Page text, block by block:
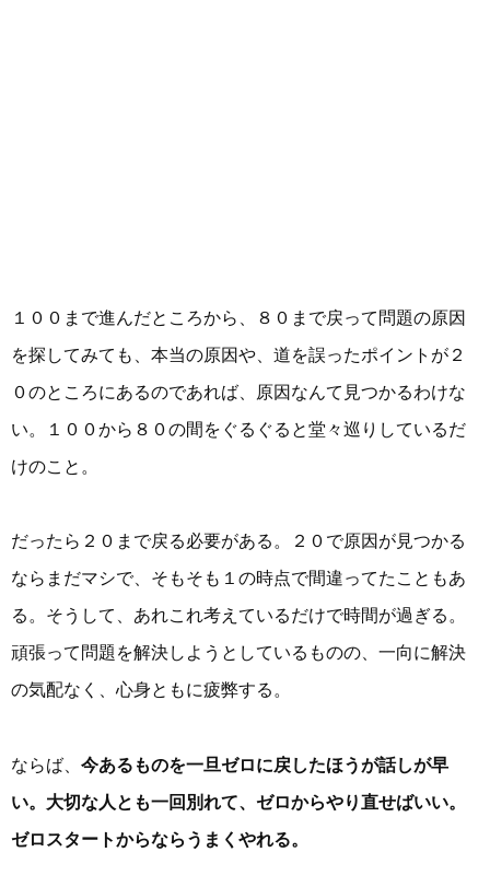
１００まで進んだところから、８０まで戻って問題の原因
を探してみても、本当の原因や、道を誤ったポイントが２
０のところにあるのであれば、原因なんて見つかるわけな
い。１００から８０の間をぐるぐると堂々巡りしているだ
けのこと。
だったら２０まで戻る必要がある。２０で原因が見つかる
ならまだマシで、そもそも１の時点で間違ってたこともあ
る。そうして、あれこれ考えているだけで時間が過ぎる。
頑張って問題を解決しようとしているものの、一向に解決
の気配なく、心身ともに疲弊する。
ならば、 今あるものを一旦ゼロに戻したほうが話しが早
い。大切な人とも一回別れて、ゼロからやり直せばいい。
ゼロスタートからならうまくやれる。